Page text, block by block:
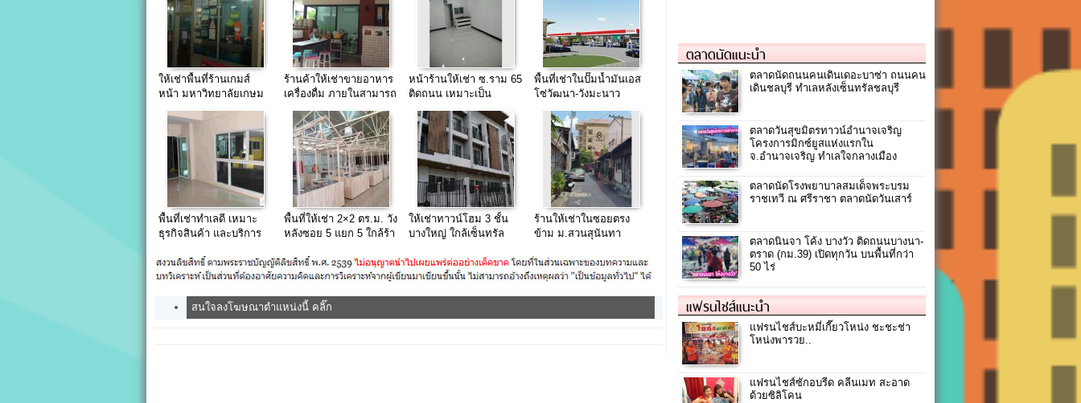
ให้เช่าพื้นที่ร้านเกมส์
หน้า มหาวิทยาลัยเกษม
ร้านค้าให้เช่าขายอาหาร
เครื่องดื่ม ภายในสามารถ
หน้าร้านให้เช่า ซ.ราม 65
ติดถนน เหมาะเป็น
พื้นที่เช่าในปั๊มน้ำมันเอส
โซ่วัฒนา-วังมะนาว
และใหญ่มาก
พื้นที่เช่าทำเลดี เหมาะ
ธุรกิจสินค้า และบริการ
พื้นที่ให้เช่า 2×2 ตร.ม. วัง
หลังซอย 5 แยก 5 ใกล้ร้า
ให้เช่าทาวน์โฮม 3 ชั้น
บางใหญ่ ใกล้เซ็นทรัล
ร้านให้เช่าในซอยตรง
ข้าม ม.สวนสุนันทา
สนใจลงโฆษณาตำแหน่งนี้ คลิ๊ก
ตลาดนัดแนะนำ
ตลาดนัดถนนคนเดินเดอะบาซ่า ถนนคน
เดินชลบุรี ทำเลหลังเซ็นทรัลชลบุรี
ตลาดวันสุขมิตรทาวน์อำนาจเจริญ
โครงการมิกซ์ยูสแห่งแรกใน
จ.อำนาจเจริญ ทำเลใจกลางเมือง
ตลาดนัดโรงพยาบาลสมเด็จพระบรม
ราชเทวี ณ ศรีราชา ตลาดนัดวันเสาร์
ตลาดนินจา โค้ง บางวัว ติดถนนบางนา-
ตราด (กม.39) เปิดทุกวัน บนพื้นที่กว่า
50 ไร่
แฟรนไชส์แนะนำ
แฟรนไชส์บะหมี่เกี๊ยวโหน่ง ชะชะช่า
โหน่งพารวย..
แฟรนไชส์ซักอบรีด คลีนเมท สะอาด
ด้วยซิลิโคน